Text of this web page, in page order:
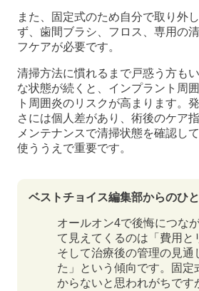
また、固定式のため自分で取り外
ず、歯間ブラシ、フロス、専用の
フケアが必要です。
清掃方法に慣れるまで戸惑う方も
な状態が続くと、インプラント周
ト周囲炎のリスクが高まります。
さには個人差があり、術後のケア
メンテナンスで清掃状態を確認し
使ううえで重要です。
ベストチョイス編集部からのひ
オールオン4で後悔につな
て見えてくるのは「費用と
そして治療後の管理の見通
た」という傾向です。固定
からないと思われがちです